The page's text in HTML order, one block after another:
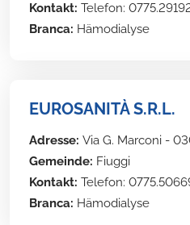
Kontakt: Telefon:
Branca: Hämodialyse
EUROSANITÀ S.R.L.
Adresse: Via G. Marconi -
Gemeinde: Fiuggi
Kontakt: Telefon:
Branca: Hämodialyse